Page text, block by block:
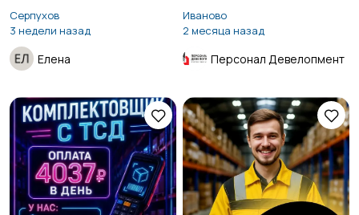
Серпухов
3 недели назад
Елена
Иваново
2 месяца назад
Персонал Девелопмент